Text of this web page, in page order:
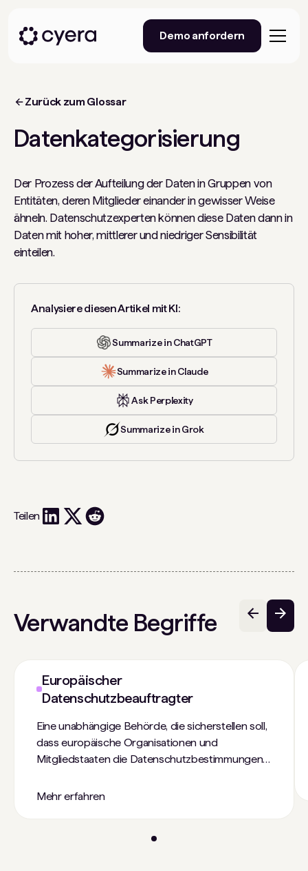
Demo anfordern
Zurück zum Glossar
Datenkategorisierung
Der Prozess der Aufteilung der Daten in Gruppen von
Entitäten, deren Mitglieder einander in gewisser Weise
ähneln. Datenschutzexperten können diese Daten dann in
Daten mit hoher, mittlerer und niedriger Sensibilität
einteilen.
Analysiere diesen Artikel mit KI:
Summarize in ChatGPT
Summarize in Claude
Ask Perplexity
Summarize in Grok
Teilen
Verwandte Begriffe
Europäischer
Datenschutzbeauftragter
Eine unabhängige Behörde, die sicherstellen soll,
dass europäische Organisationen und
Mitgliedstaaten die Datenschutzbestimmungen
Mehr erfahren